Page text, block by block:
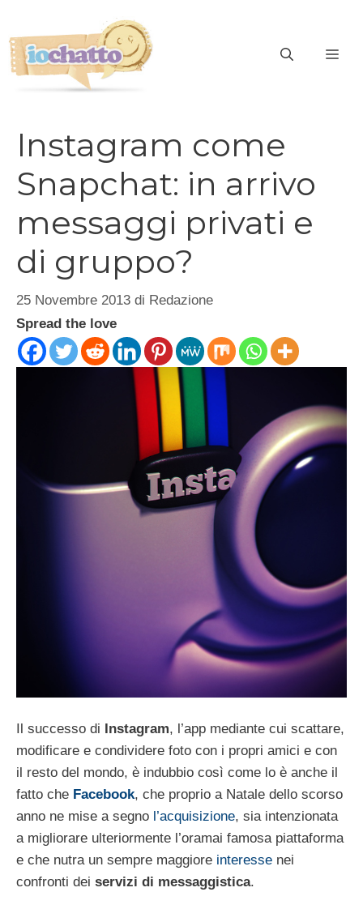
contenuto
Instagram come
Snapchat: in arrivo
messaggi privati e
di gruppo?
25 Novembre 2013 di Redazione
Spread the love
Il successo di Instagram, l’app mediante cui scattare,
modificare e condividere foto con i propri amici e con
il resto del mondo, è indubbio così come lo è anche il
fatto che Facebook, che proprio a Natale dello scorso
anno ne mise a segno l’acquisizione, sia intenzionata
a migliorare ulteriormente l’oramai famosa piattaforma
e che nutra un sempre maggiore interesse nei
confronti dei servizi di messaggistica.